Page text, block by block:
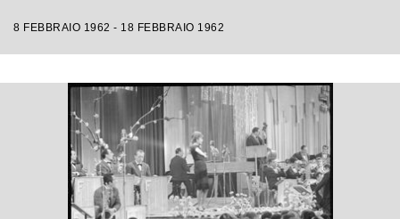
8 FEBBRAIO 1962 - 18 FEBBRAIO 1962